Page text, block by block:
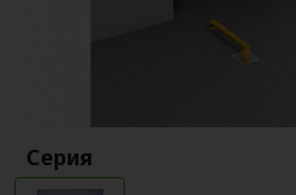
Серия